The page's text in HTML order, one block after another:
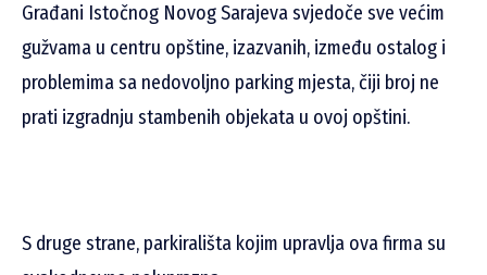
Građani Istočnog Novog Sarajeva svjedoče sve većim
gužvama u centru opštine, izazvanih, između ostalog i
problemima sa nedovoljno parking mjesta, čiji broj ne
prati izgradnju stambenih objekata u ovoj opštini.
S druge strane, parkirališta kojim upravlja ova firma su